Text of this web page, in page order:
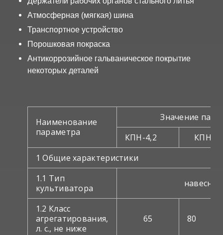
Атмосферная (мягкая) шина
Транспортное устройство
Порошковая покраска
Антикоррозийное гальваническое покрытие
некоторых деталей
Наименование
параметра
Значение
КПН-4,2
КПН-
1 Общие характеристики
1.1 Тип
культиватора
навесное
1.2 Класс
агрегатирования,
л. с., не ниже
65 80